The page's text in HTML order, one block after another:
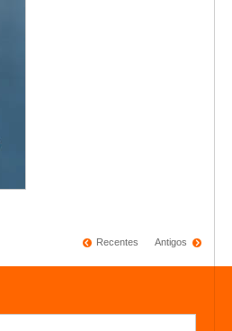
Recentes Antigos